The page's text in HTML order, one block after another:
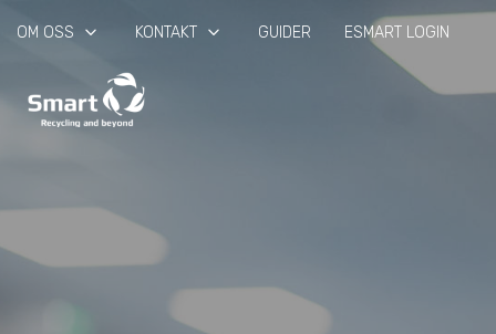
OM OSS keyboard_arrow_down KONTAKT keyboard_arrow_down GUIDER ESMART LOGIN